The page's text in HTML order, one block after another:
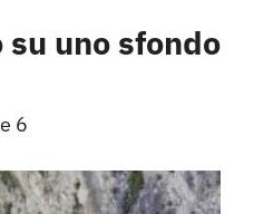
uno sfondo
6